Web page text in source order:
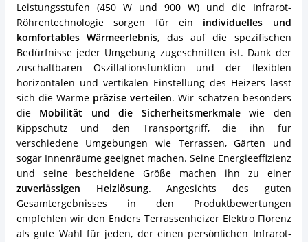
Leistungsstufen (450 W und 900 W) und die Infrarot-
Röhrentechnologie sorgen für ein individuelles und
komfortables Wärmeerlebnis, das auf die spezifischen
Bedürfnisse jeder Umgebung zugeschnitten ist. Dank der
zuschaltbaren Oszillationsfunktion und der flexiblen
horizontalen und vertikalen Einstellung des Heizers lässt
sich die Wärme präzise verteilen. Wir schätzen besonders
die Mobilität und die Sicherheitsmerkmalewie den
Kippschutz und den Transportgriff, die ihn für
verschiedene Umgebungen wie Terrassen, Gärten und
sogar Innenräume geeignet machen. Seine Energieeffizienz
und seine bescheidene Größe machen ihn zu einer
zuverlässigen Heizlösung. Angesichts des guten
Gesamtergebnisses in den Produktbewertungen
empfehlen wir den Enders Terrassenheizer Elektro Florenz
als gute Wahl für jeden, der einen persönlichen Infrarot-